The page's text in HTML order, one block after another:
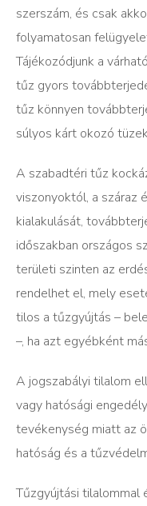
szerszám, és csak
folyamatosan
Tájékozódjunk a
tűz gyors
tűz könnyen
súlyos kárt okozó
A szabadtéri tűz
viszonyoktól, a száraz
kialakulását,
időszakban országos
területi szinten az
rendelhet el, mely
tilos a tűzgyújtás –
–, ha azt egyébként
A jogszabályi tilalom
vagy hatósági
tevékenység miatt az
hatóság és a
Tűzgyújtási tilalommal